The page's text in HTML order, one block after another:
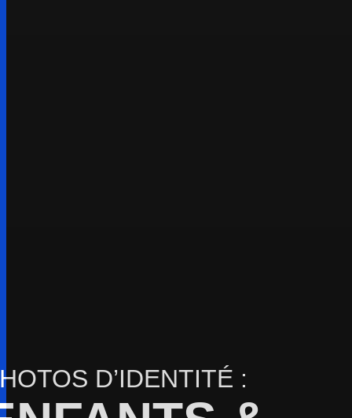
D’IDENTITÉ :